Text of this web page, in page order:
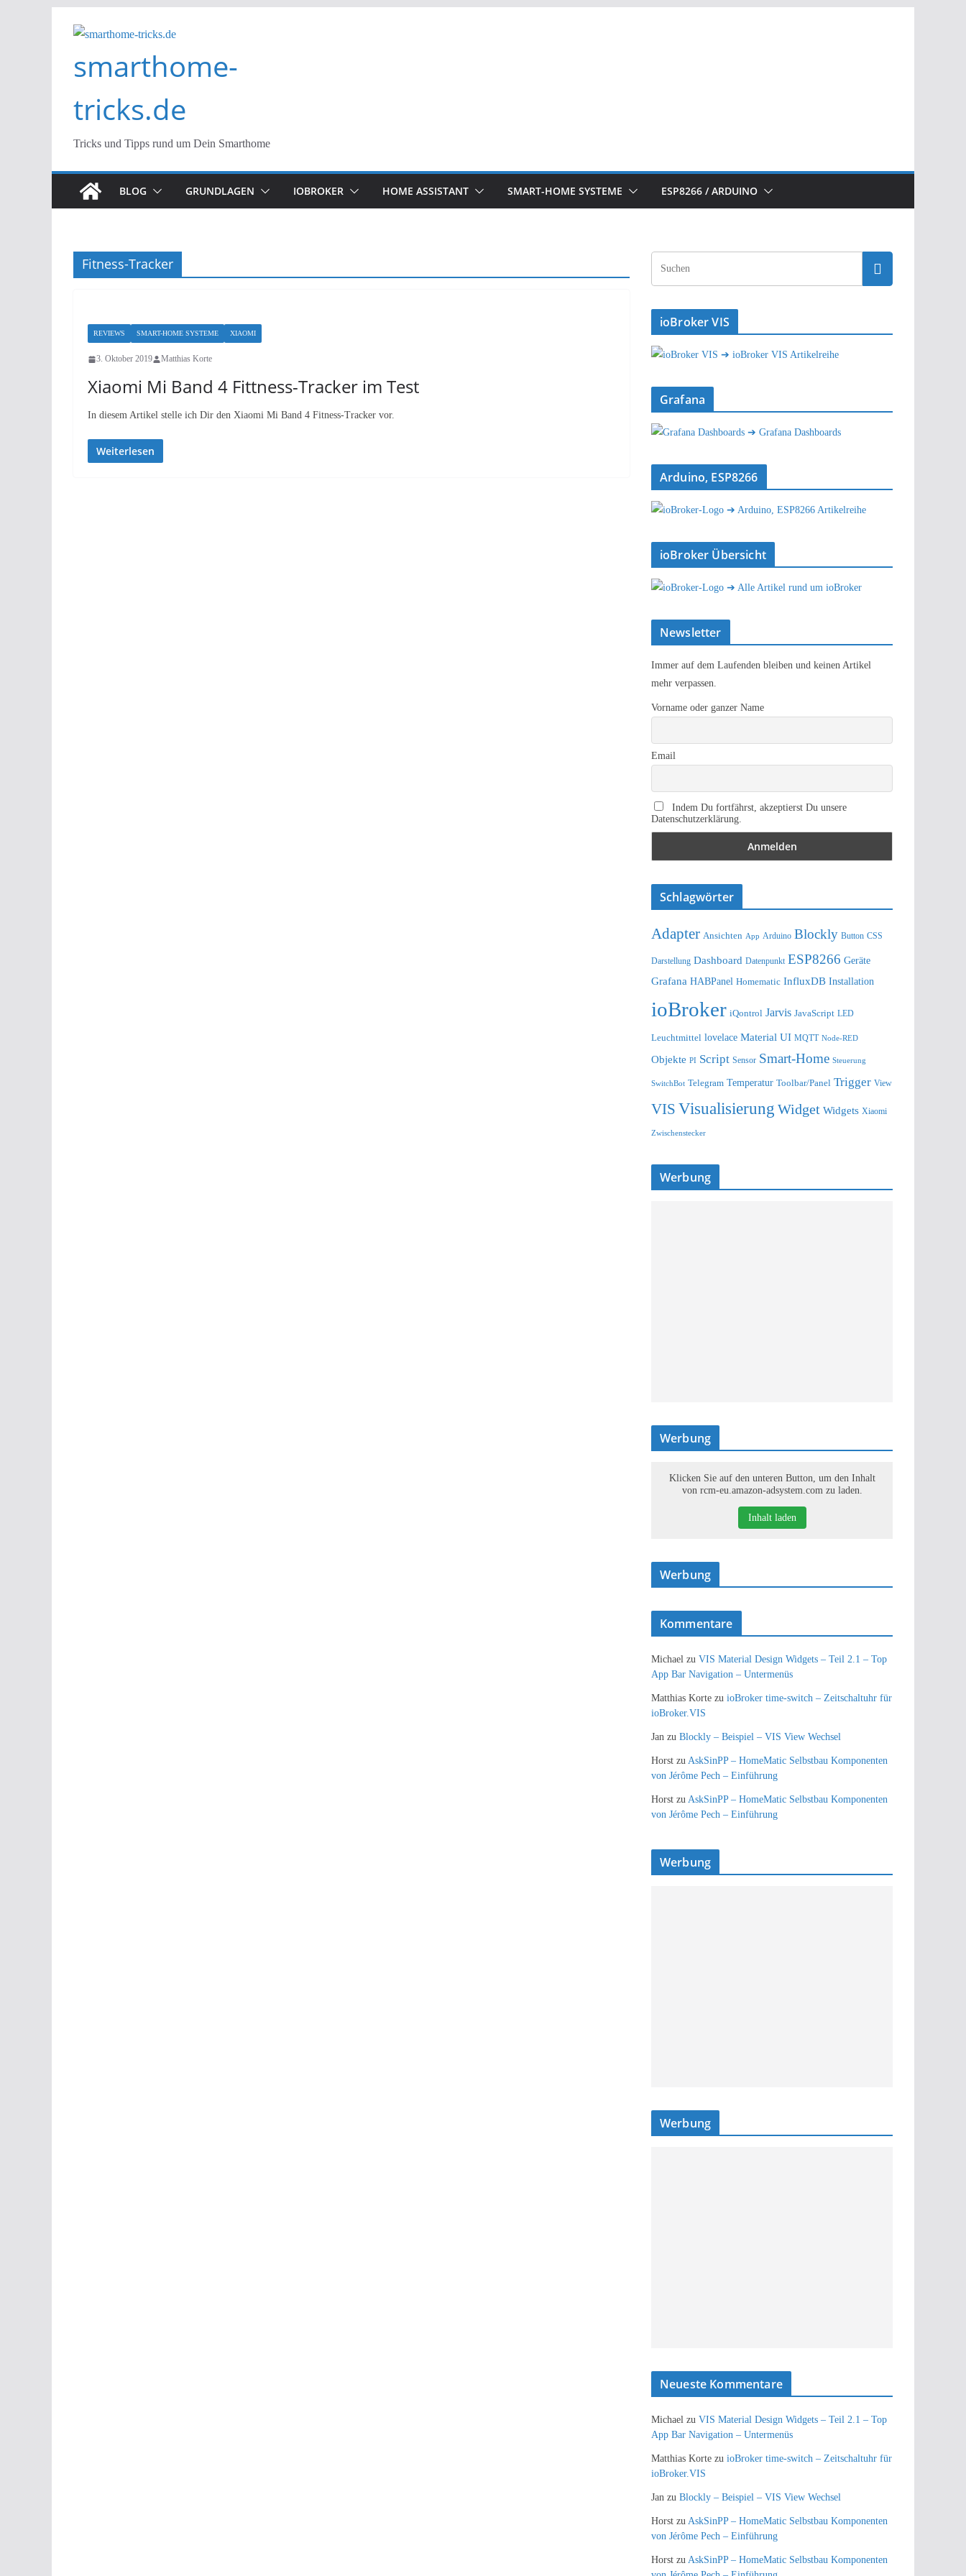
Inhalt
smarthome-
tricks.de
Tricks und Tipps rund um Dein Smarthome
BLOG GRUNDLAGEN IOBROKER HOME ASSISTANT SMART-HOME SYSTEME ESP8266 / ARDUINO
Fitness-Tracker
REVIEWS SMART-HOME SYSTEME XIAOMI
3. Oktober 2019 Matthias Korte
Xiaomi Mi Band 4 Fittness-Tracker im Test
In diesem Artikel stelle ich Dir den Xiaomi Mi Band 4 Fitness-Tracker vor.
Weiterlesen
ioBroker VIS
➔ ioBroker VIS Artikelreihe
Grafana
➔ Grafana Dashboards
Arduino, ESP8266
➔ Arduino, ESP8266 Artikelreihe
ioBroker Übersicht
➔ Alle Artikel rund um ioBroker
Newsletter
Immer auf dem Laufenden bleiben und keinen Artikel
mehr verpassen.
Vorname oder ganzer Name
Email
Indem Du fortfährst, akzeptierst Du unsere
Datenschutzerklärung.
Schlagwörter
Adapter Ansichten App Arduino Blockly Button CSS
Darstellung Dashboard Datenpunkt ESP8266 Geräte
Grafana HABPanel Homematic InfluxDB Installation
ioBroker iQontrol Jarvis JavaScript LED
Leuchtmittel lovelace Material UI MQTT Node-RED
Objekte PI Script Sensor Smart-Home Steuerung
SwitchBot Telegram Temperatur Toolbar/Panel Trigger View
VIS Visualisierung Widget Widgets Xiaomi
Zwischenstecker
Werbung
Werbung
Klicken Sie auf den unteren Button, um den Inhalt
von rcm-eu.amazon-adsystem.com zu laden.
Inhalt laden
Werbung
Kommentare
Michael zu VIS Material Design Widgets – Teil 2.1 – Top
App Bar Navigation – Untermenüs
Matthias Korte zu ioBroker time-switch – Zeitschaltuhr für
ioBroker.VIS
Jan zu Blockly – Beispiel – VIS View Wechsel
Horst zu AskSinPP – HomeMatic Selbstbau Komponenten
von Jérôme Pech – Einführung
Horst zu AskSinPP – HomeMatic Selbstbau Komponenten
von Jérôme Pech – Einführung
Werbung
Werbung
Neueste Kommentare
Michael zu VIS Material Design Widgets – Teil 2.1 – Top
App Bar Navigation – Untermenüs
Matthias Korte zu ioBroker time-switch – Zeitschaltuhr für
ioBroker.VIS
Jan zu Blockly – Beispiel – VIS View Wechsel
Horst zu AskSinPP – HomeMatic Selbstbau Komponenten
von Jérôme Pech – Einführung
Horst zu AskSinPP – HomeMatic Selbstbau Komponenten